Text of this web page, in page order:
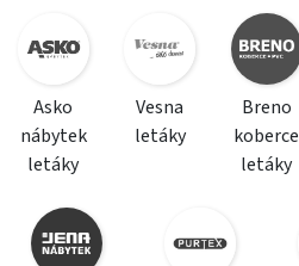
Asko
nábytek
letáky
Vesna
letáky
Breno
koberce
letáky